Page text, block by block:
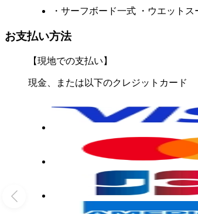
・サーフボード一式 ・ウエット
お支払い方法
【現地での支払い】
現金、または以下のクレジットカード